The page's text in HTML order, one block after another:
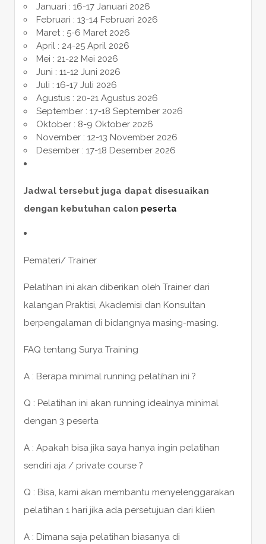
Januari : 16-17 Januari 2026
Februari : 13-14 Februari 2026
Maret : 5-6 Maret 2026
April : 24-25 April 2026
Mei : 21-22 Mei 2026
Juni : 11-12 Juni 2026
Juli : 16-17 Juli 2026
Agustus : 20-21 Agustus 2026
September : 17-18 September 2026
Oktober : 8-9 Oktober 2026
November : 12-13 November 2026
Desember : 17-18 Desember 2026
Jadwal tersebut juga dapat disesuaikan
dengan kebutuhan calon peserta
Pemateri/ Trainer
Pelatihan ini akan diberikan oleh Trainer dari
kalangan Praktisi, Akademisi dan Konsultan
berpengalaman di bidangnya masing-masing.
FAQ tentang Surya Training
A : Berapa minimal running pelatihan ini ?
Q : Pelatihan ini akan running idealnya minimal
dengan 3 peserta
A : Apakah bisa jika saya hanya ingin pelatihan
sendiri aja / private course ?
Q : Bisa, kami akan membantu menyelenggarakan
pelatihan 1 hari jika ada persetujuan dari klien
A : Dimana saja pelatihan biasanya di